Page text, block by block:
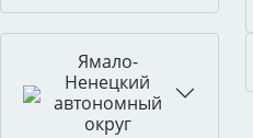
Ямало-
Ненецкий
автономный
округ